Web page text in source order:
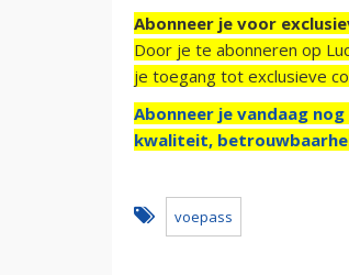
Abonneer je voor
Door je te abonneren op
je toegang tot exclusieve
Abonneer je vandaag
kwaliteit,
voepass